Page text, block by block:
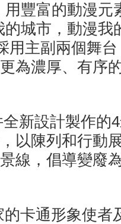
用豐富的動漫元
的城市，動漫我
用主副兩個舞
為濃厚、有序
新設計製作的
以陳列和行動
線，倡導變廢
卡通形象使者